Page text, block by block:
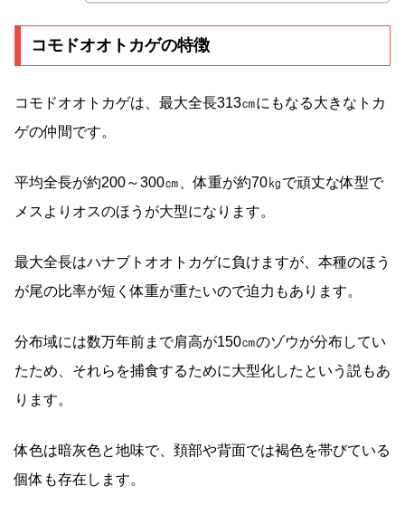
コモドオオトカゲの特徴
コモドオオトカゲは、最大全長313㎝にもなる大きなトカ
ゲの仲間です。
平均全長が約200～300㎝、体重が約70㎏で頑丈な体型で
メスよりオスのほうが大型になります。
最大全長はハナブトオオトカゲに負けますが、本種のほう
が尾の比率が短く体重が重たいので迫力もあります。
分布域には数万年前まで肩高が150㎝のゾウが分布してい
たため、それらを捕食するために大型化したという説もあ
ります。
体色は暗灰色と地味で、頚部や背面では褐色を帯びている
個体も存在します。